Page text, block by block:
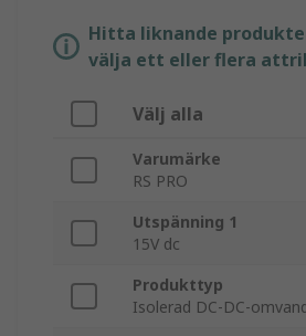
Hitta liknande
välja ett eller flera
Välj alla
Varumärke
RS PRO
Utspänning 1
15V dc
Produkttyp
Isolerad DC-DC-